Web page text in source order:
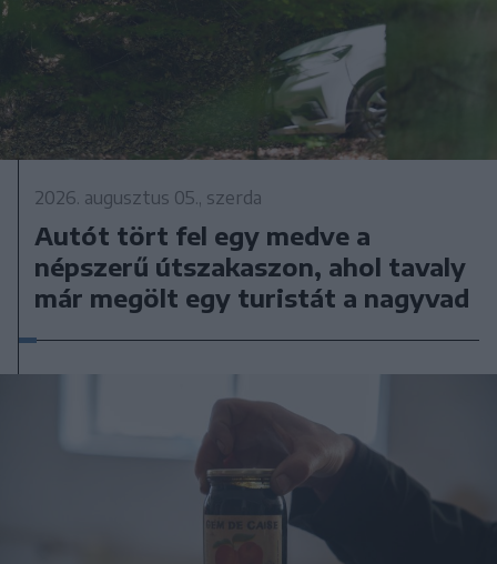
2026. augusztus 05., szerda
Autót tört fel egy medve a
népszerű útszakaszon, ahol tavaly
már megölt egy turistát a nagyvad